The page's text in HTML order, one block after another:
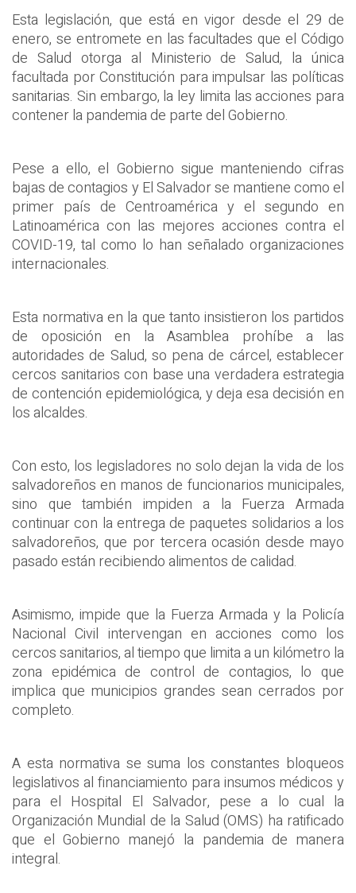
Esta legislación, que está en vigor desde el 29 de
enero, se entromete en las facultades que el Código
de Salud otorga al Ministerio de Salud, la única
facultada por Constitución para impulsar las políticas
sanitarias. Sin embargo, la ley limita las acciones para
contener la pandemia de parte del Gobierno.
Pese a ello, el Gobierno sigue manteniendo cifras
bajas de contagios y El Salvador se mantiene como el
primer país de Centroamérica y el segundo en
Latinoamérica con las mejores acciones contra el
COVID-19, tal como lo han señalado organizaciones
internacionales.
Esta normativa en la que tanto insistieron los partidos
de oposición en la Asamblea prohíbe a las
autoridades de Salud, so pena de cárcel, establecer
cercos sanitarios con base una verdadera estrategia
de contención epidemiológica, y deja esa decisión en
los alcaldes.
Con esto, los legisladores no solo dejan la vida de los
salvadoreños en manos de funcionarios municipales,
sino que también impiden a la Fuerza Armada
continuar con la entrega de paquetes solidarios a los
salvadoreños, que por tercera ocasión desde mayo
pasado están recibiendo alimentos de calidad.
Asimismo, impide que la Fuerza Armada y la Policía
Nacional Civil intervengan en acciones como los
cercos sanitarios, al tiempo que limita a un kilómetro la
zona epidémica de control de contagios, lo que
implica que municipios grandes sean cerrados por
completo.
A esta normativa se suma los constantes bloqueos
legislativos al financiamiento para insumos médicos y
para el Hospital El Salvador, pese a lo cual la
Organización Mundial de la Salud (OMS) ha ratificado
que el Gobierno manejó la pandemia de manera
integral.